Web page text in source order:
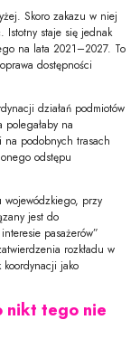
Skoro zakazu w niej
Istotny staje się jednak
na lata 2021–2027. To
dostępności
działań podmiotów
na
na podobnych trasach
odstępu
przy
jest do
pasażerów”
rozkładu w
jako
nikt tego nie